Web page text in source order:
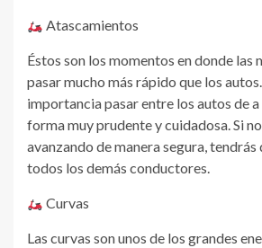
Atascamientos
Éstos son los momentos en donde las
pasar mucho más rápido que los
importancia pasar entre los autos de
forma muy prudente y cuidadosa. Si
avanzando de manera segura,
todos los demás conductores.
Curvas
Las curvas son unos de los grandes